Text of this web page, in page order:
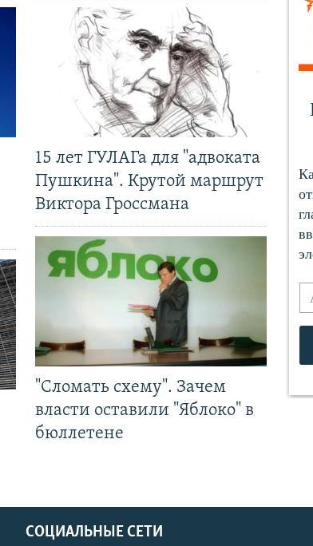
15 лет ГУЛАГа для "адвоката
Пушкина". Крутой маршрут
Виктора Гроссмана
"Сломать схему". Зачем
власти оставили "Яблоко" в
бюллетене
СОЦИАЛЬНЫЕ СЕТИ